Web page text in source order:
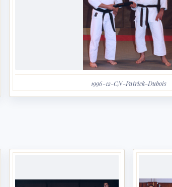
1996-12-CN-Patrick-Dubois